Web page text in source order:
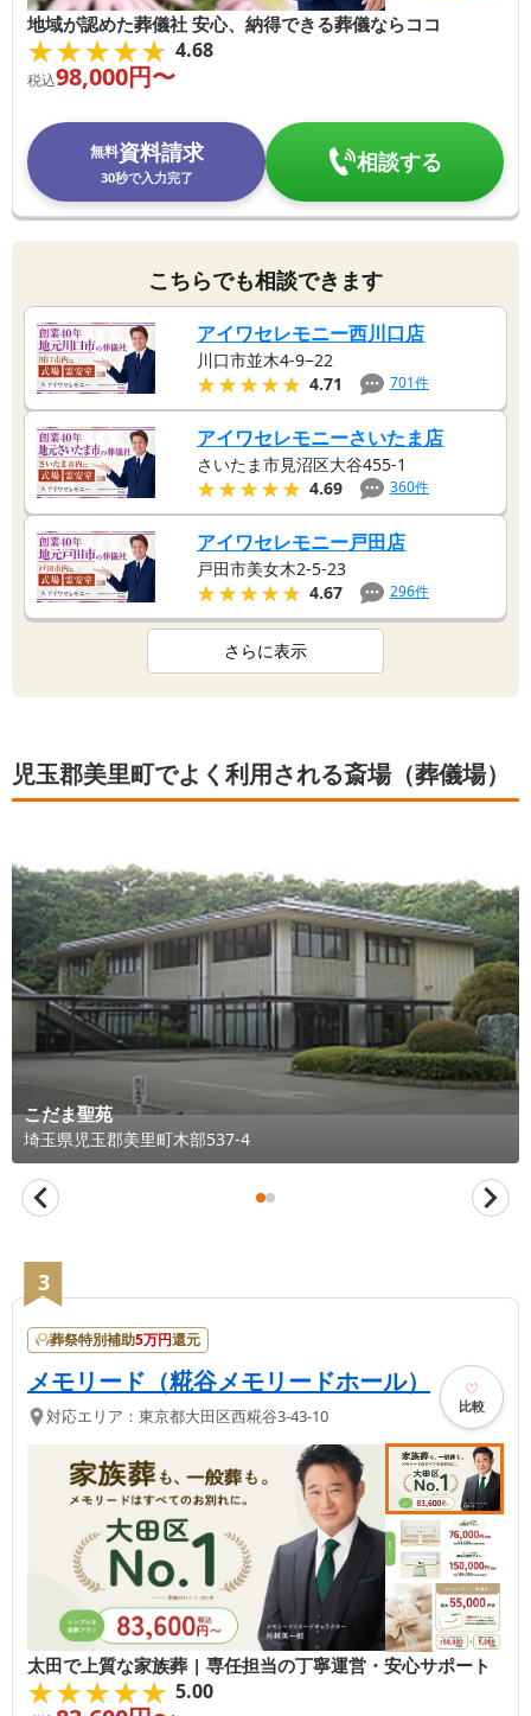
地域が認めた葬儀社 安心、納得できる葬儀ならココ
★★★★★
★★★★★ 4.68
税込98,000円〜
無料資料請求
30秒で入力完了
相談する
こちらでも相談できます
アイワセレモニー西川口店
川口市並木4-9−22
★★★★★
★★★★★ 4.71 701件
アイワセレモニーさいたま店
さいたま市見沼区大谷455-1
★★★★★
★★★★★ 4.69 360件
アイワセレモニー戸田店
戸田市美女木2-5-23
★★★★★
★★★★★ 4.67 296件
さらに表示
児玉郡美里町でよく利用される斎場（葬儀場）
こだま聖苑
埼玉県児玉郡美里町木部537-4
3
葬祭特別補助5万円還元
メモリード（糀谷メモリードホール）
対応エリア： 東京都大田区西糀谷3-43-10 比較
太田で上質な家族葬 | 専任担当の丁寧運営・安心サポート
★★★★★
★★★★★ 5.00